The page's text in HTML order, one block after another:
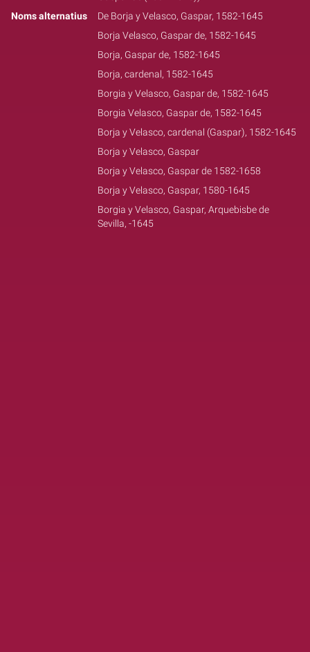
Noms alternatius
De Borja y Velasco, Gaspar, 1582-1645
Borja Velasco, Gaspar de, 1582-1645
Borja, Gaspar de, 1582-1645
Borja, cardenal, 1582-1645
Borgia y Velasco, Gaspar de, 1582-1645
Borgia Velasco, Gaspar de, 1582-1645
Borja y Velasco, cardenal (Gaspar), 1582-1645
Borja y Velasco, Gaspar
Borja y Velasco, Gaspar de 1582-1658
Borja y Velasco, Gaspar, 1580-1645
Borgia y Velasco, Gaspar, Arquebisbe de
Sevilla, -1645